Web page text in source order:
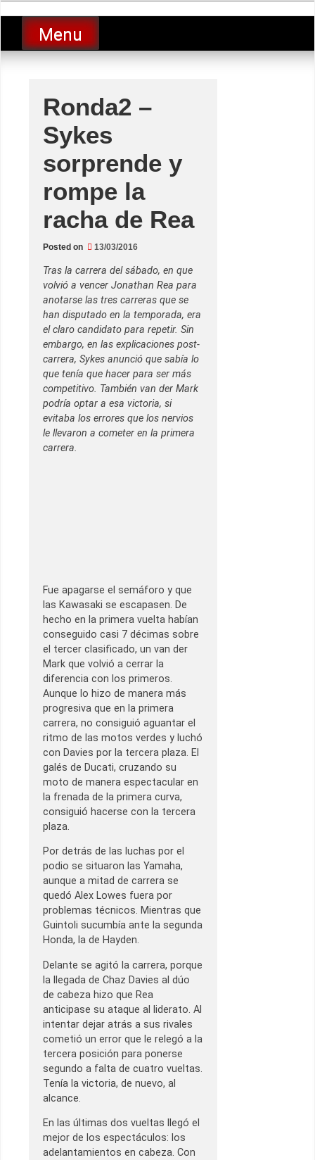
to
contentLucio Lopez GP
luciolopezgp
Menu
Ronda2 –
Sykes
sorprende y
rompe la
racha de Rea
Posted on 13/03/2016
Tras la carrera del sábado, en que
volvió a vencer Jonathan Rea para
anotarse las tres carreras que se
han disputado en la temporada, era
el claro candidato para repetir. Sin
embargo, en las explicaciones post-
carrera, Sykes anunció que sabía lo
que tenía que hacer para ser más
competitivo. También van der Mark
podría optar a esa victoria, si
evitaba los errores que los nervios
le llevaron a cometer en la primera
carrera.
Fue apagarse el semáforo y que
las Kawasaki se escapasen. De
hecho en la primera vuelta habían
conseguido casi 7 décimas sobre
el tercer clasificado, un van der
Mark que volvió a cerrar la
diferencia con los primeros.
Aunque lo hizo de manera más
progresiva que en la primera
carrera, no consiguió aguantar el
ritmo de las motos verdes y luchó
con Davies por la tercera plaza. El
galés de Ducati, cruzando su
moto de manera espectacular en
la frenada de la primera curva,
consiguió hacerse con la tercera
plaza.
Por detrás de las luchas por el
podio se situaron las Yamaha,
aunque a mitad de carrera se
quedó Alex Lowes fuera por
problemas técnicos. Mientras que
Guintoli sucumbía ante la segunda
Honda, la de Hayden.
Delante se agitó la carrera, porque
la llegada de Chaz Davies al dúo
de cabeza hizo que Rea
anticipase su ataque al liderato. Al
intentar dejar atrás a sus rivales
cometió un error que le relegó a la
tercera posición para ponerse
segundo a falta de cuatro vueltas.
Tenía la victoria, de nuevo, al
alcance.
En las últimas dos vueltas llegó el
mejor de los espectáculos: los
adelantamientos en cabeza. Con